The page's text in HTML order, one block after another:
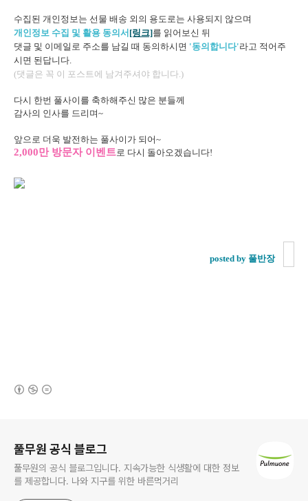
수집된 개인정보는 선물 배송 외의 용도로는 사용되지 않으며
개인정보 수집 및 활용 동의서 [링크]를 읽어보신 뒤
댓글 및 이메일로 주소를 남길 때 동의하시면 '동의합니다'라고 적어주
시면 된답니다.
(댓글은 꼭 이 포스트에 남겨주셔야 합니다.)
다시 한번 풀사이를 축하해주신 많은 분들께
감사의 인사를 드리며~
앞으로 더욱 발전하는 풀사이가 되어~
2,000만 방문자 이벤트로 다시 돌아오겠습니다!
posted by 풀반장
풀무원 공식 블로그
풀무원의 공식 블로그입니다. 지속가능한 식생활에 대한 정보
를 제공합니다. 나와 지구를 위한 바른먹거리